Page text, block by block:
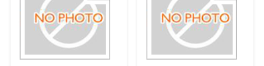
THAM
QUAN
NHÀ